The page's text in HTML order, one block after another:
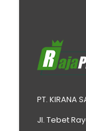
PT. KIRANA
Jl. Tebet